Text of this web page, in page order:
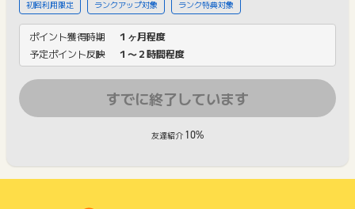
初回利用限定 ランクアップ対象 ランク特典対象
ポイント獲得時期
１ヶ月程度
予定ポイント反映
１〜２時間程度
すでに終了しています
友達紹介 10%